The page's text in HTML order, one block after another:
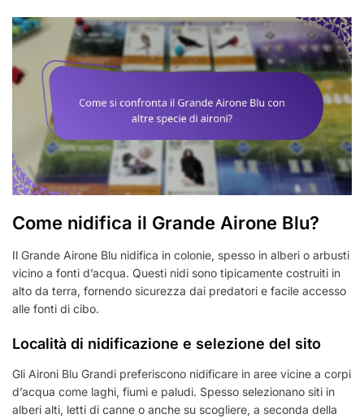
Come nidifica il Grande Airone Blu?
Il Grande Airone Blu nidifica in colonie, spesso in alberi o arbusti
vicino a fonti d’acqua. Questi nidi sono tipicamente costruiti in
alto da terra, fornendo sicurezza dai predatori e facile accesso
alle fonti di cibo.
Località di nidificazione e selezione del sito
Gli Aironi Blu Grandi preferiscono nidificare in aree vicine a corpi
d’acqua come laghi, fiumi e paludi. Spesso selezionano siti in
alberi alti, letti di canne o anche su scogliere, a seconda della